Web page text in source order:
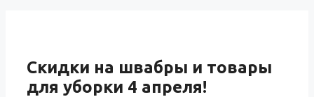
Скидки на швабры и товары
для уборки 4 апреля!